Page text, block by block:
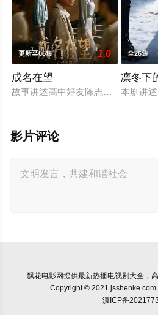
更新至06集 1.0
成名在望
故事讲述高中好友陈志伟（李国毅
全26集
凛冬下
本剧讲
影片评论
飘花电影网提供最新热播电视剧大全，
Copyright © 2021 jsshenke.com
滇ICP备